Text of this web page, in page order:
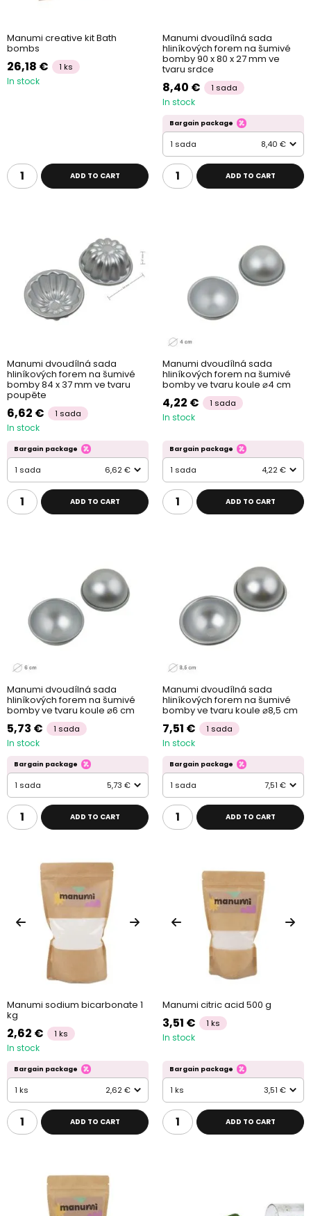
Manumi creative kit Bath
bombs
26,18 € 1 ks
In stock
ADD TO CART
Manumi dvoudílná sada
hliníkových forem na šumivé
bomby 90 x 80 x 27 mm ve
tvaru srdce
8,40 € 1 sada
In stock
Bargain package
1 sada 8,40 €
ADD TO CART
Manumi dvoudílná sada
hliníkových forem na šumivé
bomby 84 x 37 mm ve tvaru
poupěte
6,62 € 1 sada
In stock
Bargain package
1 sada 6,62 €
ADD TO CART
Manumi dvoudílná sada
hliníkových forem na šumivé
bomby ve tvaru koule ⌀4 cm
4,22 € 1 sada
In stock
Bargain package
1 sada 4,22 €
ADD TO CART
Manumi dvoudílná sada
hliníkových forem na šumivé
bomby ve tvaru koule ⌀6 cm
5,73 € 1 sada
In stock
Bargain package
1 sada 5,73 €
ADD TO CART
Manumi dvoudílná sada
hliníkových forem na šumivé
bomby ve tvaru koule ⌀8,5 cm
7,51 € 1 sada
In stock
Bargain package
1 sada 7,51 €
ADD TO CART
Manumi sodium bicarbonate 1
kg
2,62 € 1 ks
In stock
Bargain package
1 ks 2,62 €
ADD TO CART
Manumi citric acid 500 g
3,51 € 1 ks
In stock
Bargain package
1 ks 3,51 €
ADD TO CART